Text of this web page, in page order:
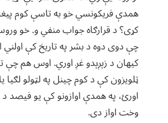
همدې فریکونسي خو به تاسې کوم
کړی؟ د قرارګاه جواب منفي و. خو
چې دوی دوه د بشر په تاریخ کې
کیهان د زېږېدو غږ اوري. اوس هم چې
ټلویزون کې د کوم چینل په لټولو
اورئ، په همدې اوازونو کې یو فیصد
وخت اواز دی.